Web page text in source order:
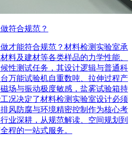
符合规范？
才能符合规范？材料检测实验室承
料及建材等各类样品的力学性能、
性测试任务，其设计逻辑与普通科
万能试验机自重数吨、拉伸过程产
场与振动极度敏感，盐雾试验箱持
况决定了材料检测实验室设计必须
风防腐与环境精密控制作为核心考
业深耕，从规范解读、空间规划到
程的一站式服务。